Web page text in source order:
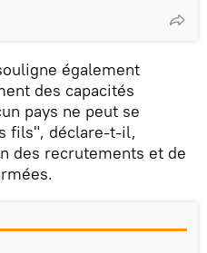
également
des capacités
pays ne peut se
fils", déclare-t-il,
des recrutements et de